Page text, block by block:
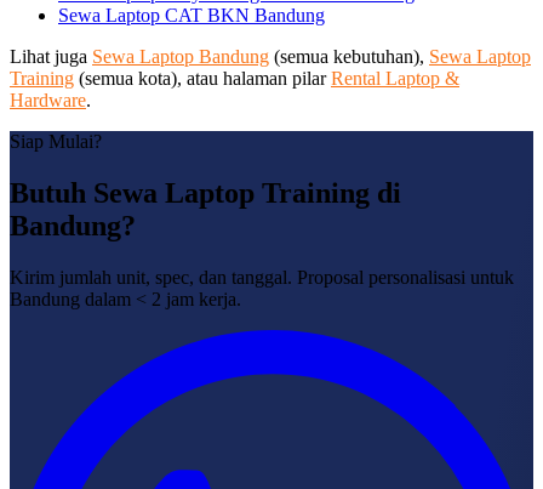
Sewa Laptop CAT BKN Bandung
Lihat juga Sewa Laptop Bandung (semua kebutuhan), Sewa Laptop
Training (semua kota), atau halaman pilarRental Laptop &
Hardware.
Siap Mulai?
Butuh Sewa Laptop Training di
Bandung?
Kirim jumlah unit, spec, dan tanggal. Proposal personalisasi untuk
Bandung dalam < 2 jam kerja.